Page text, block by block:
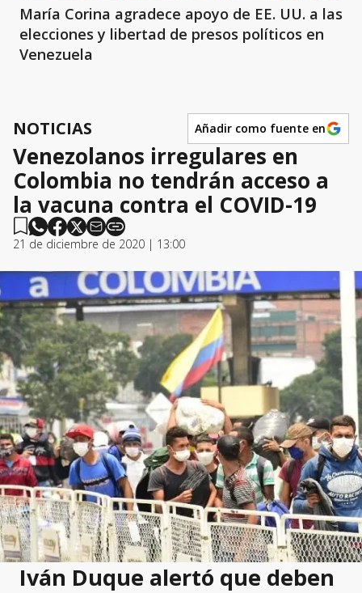
María Corina agradece apoyo de EE. UU. a las
elecciones y libertad de presos políticos en
Venezuela
NOTICIAS Añadir como fuente en
Venezolanos irregulares en
Colombia no tendrán acceso a
la vacuna contra el COVID-19
21 de diciembre de 2020 | 13:00
Iván Duque alertó que deben